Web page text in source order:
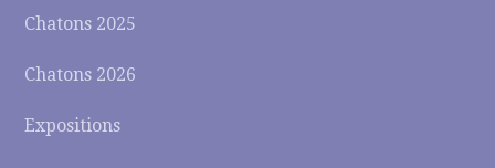
Chatons 2025
Chatons 2026
Expositions